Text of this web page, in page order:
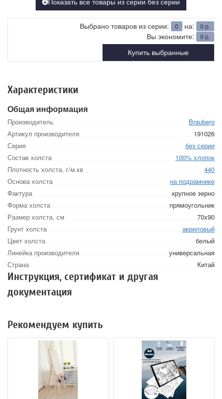
Показать все товары из серии без серии
Выбрано товаров из серии: 0 на: 0 р.
Вы экономите: 0 р.
Купить выбранные
Характеристики
Общая информация
Производитель
Brauberg
Артикул производителя
191026
Серия
без серии
Состав холста
100% хлопок
Плотность холста, г/м.кв
440
Основа холста
на подрамнике
Фактура
крупное зерно
Форма холста
прямоугольник
Размер холста, см
70х90
Грунт холста
акриловый
Цвет холста
белый
Линейка производителя
универсальная
Страна
Китай
Инструкция, сертификат и другая
документация
Рекомендуем купить